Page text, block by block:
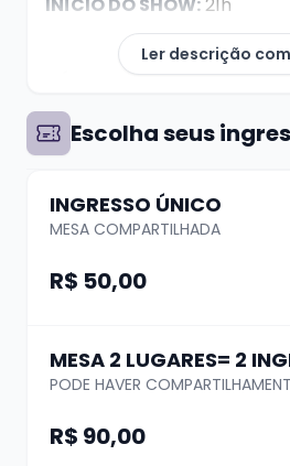
DÚVIDAS? whats (51)
A compra de ingresso
distribuição das mesas se
horário de chegada na
chegar, melhor a mesa.
Pedimos que caso haja
especiais de locomoção ou
99624 3444
Ler descrição
Escolha seus
INGRESSO ÚNICO
MESA COMPARTILHADA
R$ 50,00
MESA 2 LUGARES= 2
PODE HAVER
R$ 90,00